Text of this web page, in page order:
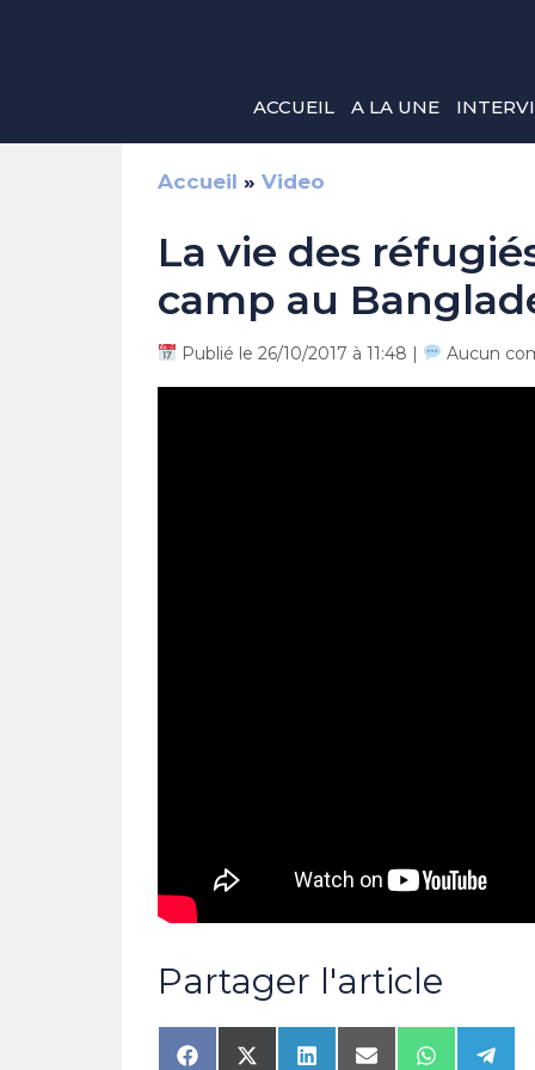
ACCUEIL A LA UNE
Accueil » Video
La vie des
camp au
Publié le 26/10/2017 à 11:48 | Aucun
Partager l'article
ShareShareShareShareShare